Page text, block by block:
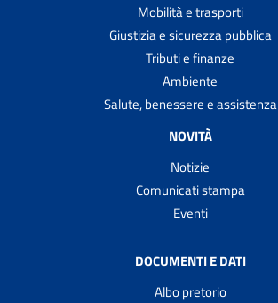
Mobilità e trasporti
Giustizia e sicurezza pubblica
Tributi e finanze
Ambiente
Salute, benessere e assistenza
NOVITÀ
Notizie
Comunicati stampa
Eventi
DOCUMENTI E DATI
Albo pretorio